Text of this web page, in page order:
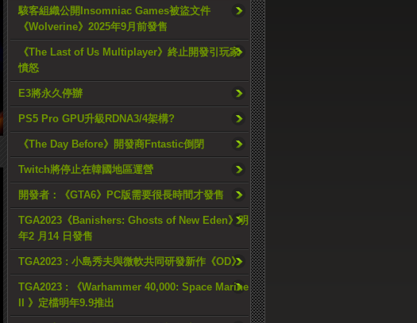
駭客組織公開Insomniac Games被盜文件
《Wolverine》2025年9月前發售
《The Last of Us Multiplayer》終止開發引玩家
憤怒
E3將永久停辦
PS5 Pro GPU升級RDNA3/4架構?
《The Day Before》開發商Fntastic倒閉
Twitch將停止在韓國地區運營
開發者：《GTA6》PC版需要很長時間才發售
TGA2023《Banishers: Ghosts of New Eden》明
年2 月14 日發售
TGA2023 : 小島秀夫與微軟共同研發新作《OD》
TGA2023 : 《Warhammer 40,000: Space Marine
II 》定檔明年9.9推出